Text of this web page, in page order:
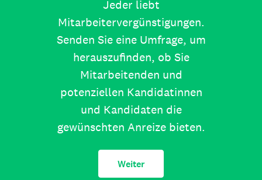
Jeder liebt
Mitarbeitervergünstigungen.
Senden Sie eine Umfrage, um
herauszufinden, ob Sie
Mitarbeitenden und
potenziellen Kandidatinnen
und Kandidaten die
gewünschten Anreize bieten.
Weiter